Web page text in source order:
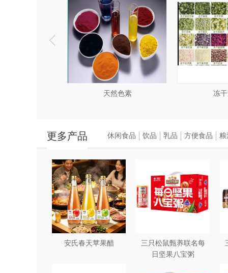
天然色素 冻
更多产品
安氏春天苹果醋
三只松鼠甄养联名每
日坚果八宝粥
休闲食品 饮品 乳品 方便食品 粮